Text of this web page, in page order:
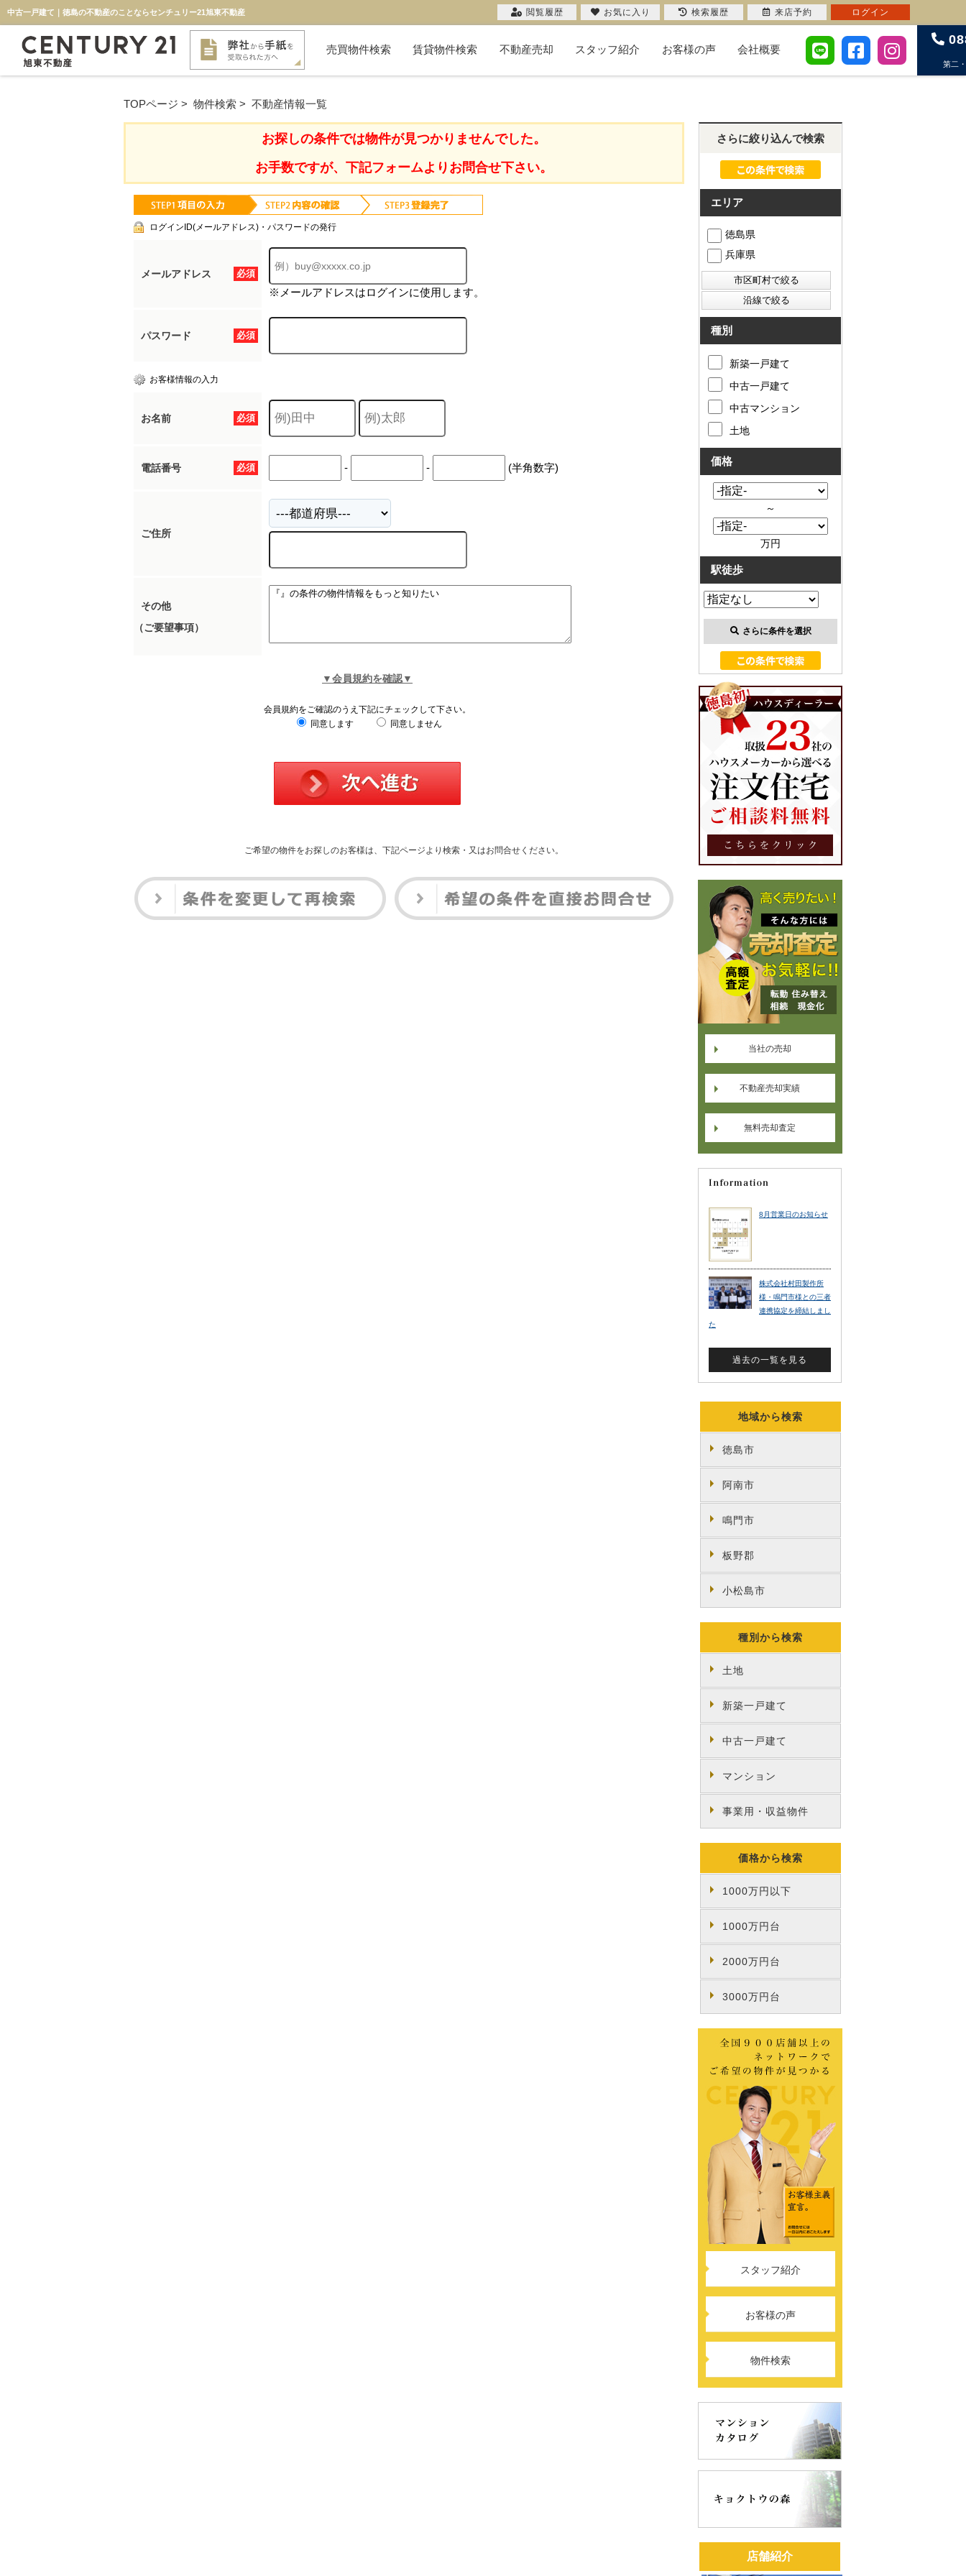
中古一戸建て｜徳島の不動産のことならセンチュリー21旭東不動産
売買物件検索 賃貸物件検索 不動産売却 スタッフ紹介 お客様の声 会社概要
第二
TOPページ > 物件検索 > 不動産情報一覧
お探しの条件では物件が見つかりませんでした。
お手数ですが、下記フォームよりお問合せ下さい。
ログインID(メールアドレス)・パスワードの発行
必須
メールアドレス
※メールアドレスはログインに使用します。
必須
パスワード
お客様情報の入力
必須
お名前
必須
電話番号 - - (半角数字)
ご住所
その他
（ご要望事項）
▼会員規約を確認▼
会員規約をご確認のうえ下記にチェックして下さい。
同意します
同意しません
ご希望の物件をお探しのお客様は、下記ページより検索・又はお問合せください。
さらに絞り込んで検索
エリア
徳島県
兵庫県
種別
新築一戸建て
中古一戸建て
中古マンション
土地
価格
～
万円
駅徒歩
さらに条件を選択
当社の売却
不動産売却実績
無料売却査定
地域から検索
徳島市
阿南市
鳴門市
板野郡
小松島市
種別から検索
土地
新築一戸建て
中古一戸建て
マンション
事業用・収益物件
価格から検索
1000万円以下
1000万円台
2000万円台
3000万円台
スタッフ紹介
お客様の声
物件検索
店舗紹介
閲覧履歴 お気に入り 検索履歴 来店予約 ログイン